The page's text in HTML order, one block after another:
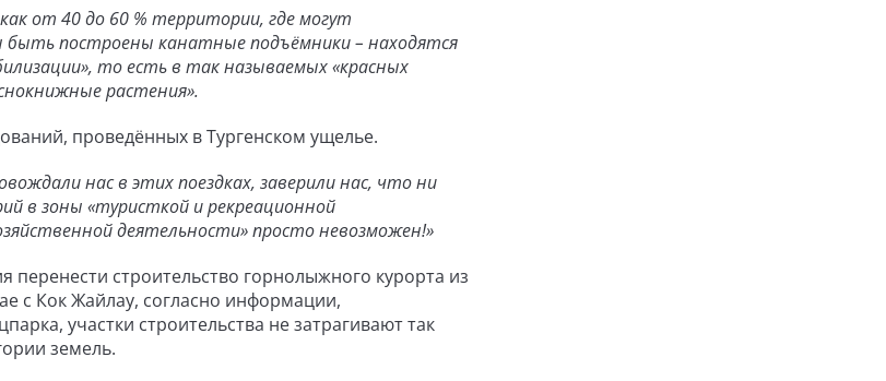
от 40 до 60 % территории, где могут
построены канатные подъёмники – находятся
то есть в так называемых «красных
растения».
проведённых в Тургенском ущелье.
нас в этих поездках, заверили нас, что ни
в зоны «туристкой и рекреационной
деятельности» просто невозможен!»
строительство горнолыжного курорта из
с Кок Жайлау, согласно информации,
участки строительства не затрагивают так
земель.